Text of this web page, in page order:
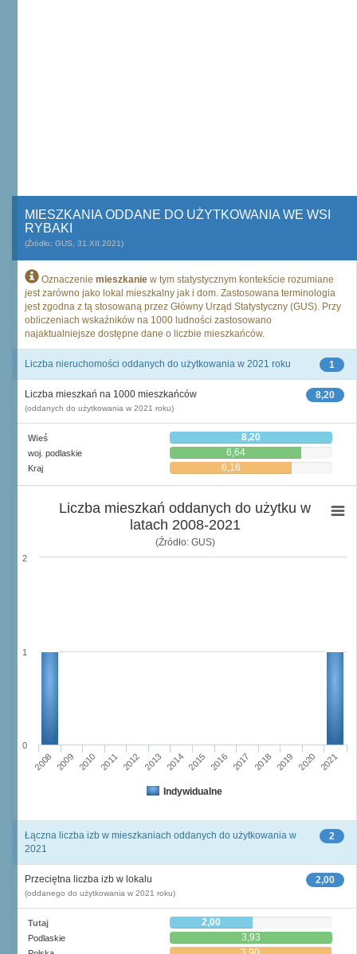
MIESZKANIA ODDANE DO UŻYTKOWANIA WE WSI
RYBAKI
(Źródło: GUS, 31.XII.2021)
Oznaczenie mieszkanie w tym statystycznym kontekście rozumiane
jest zarówno jako lokal mieszkalny jak i dom. Zastosowana terminologia
jest zgodna z tą stosowaną przez Główny Urząd Statystyczny (GUS). Przy
obliczeniach wskaźników na 1000 ludności zastosowano
najaktualniejsze dostępne dane o liczbie mieszkańców.
1
Liczba nieruchomości oddanych do użytkowania w 2021 roku
8,20
Liczba mieszkań na 1000 mieszkańców
(oddanych do użytkowania w 2021 roku)
Wieś 8,20
woj. podlaskie 6,64
Kraj 6,16
Liczba mieszkań oddanych do użytku w
latach 2008-2021
(Źródło: GUS)
Indywidualne
2008 2009 2010 2011 2012 2013 2014 2015 2016 2017 2018 2019 2020 2021
0
1
2
2
Łączna liczba izb w mieszkaniach oddanych do użytkowania w
2021
2,00
Przeciętna liczba izb w lokalu
(oddanego do użytkowania w 2021 roku)
Tutaj 2,00
Podlaskie 3,93